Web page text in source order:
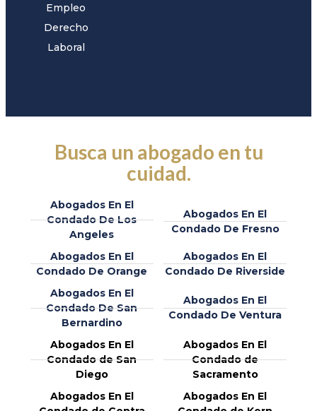
Empleo
Derecho
Laboral
Busca un abogado en tu
cuidad.
Abogados En El
Condado De Los
Angeles
Abogados En El
Condado De Fresno
Abogados En El
Condado De Orange
Abogados En El
Condado De Riverside
Abogados En El
Condado De San
Bernardino
Abogados En El
Condado De Ventura
Abogados En El
Condado de San
Diego
Abogados En El
Condado de
Sacramento
Abogados En El
Abogados En El